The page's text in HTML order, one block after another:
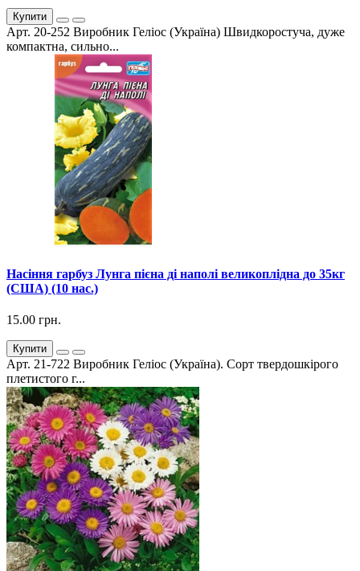
Купити
Арт. 20-252 Виробник Геліос (Україна) Швидкоростуча, дуже
компактна, сильно...
Насіння гарбуз Лунга пієна ді наполі великоплідна до 35кг
(США) (10 нас.)
15.00 грн.
Купити
Арт. 21-722 Виробник Геліос (Україна). Сорт твердошкірого
плетистого г...